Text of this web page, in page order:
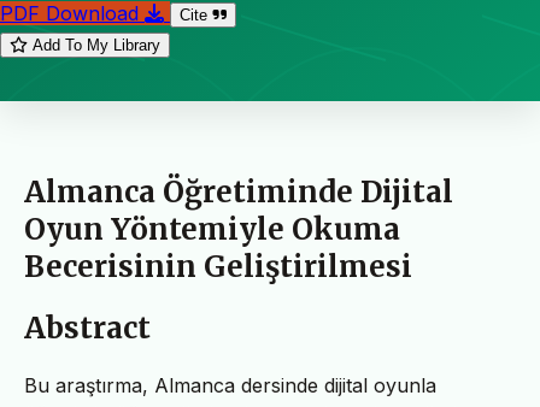
PDF Download
Cite
Add To My Library
Almanca Öğretiminde Dijital
Oyun Yöntemiyle Okuma
Becerisinin Geliştirilmesi
Abstract
Bu araştırma, Almanca dersinde dijital oyunla